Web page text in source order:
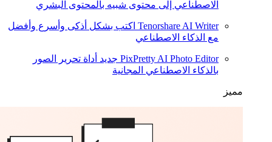
الاصطناعي إلى محتوى شبيه بالمحتوى البشري
Tenorshare AI Writer اكتب بشكل أذكى وأسرع وأفضل
مع الذكاء الاصطناعي
PixPretty AI Photo Editor جديد أداة تحرير الصور
بالذكاء الاصطناعي المجانية
مميز